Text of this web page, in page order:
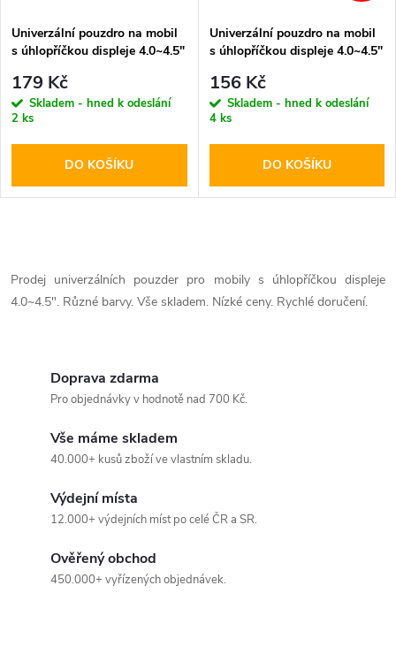
p
r
o
d
k
t
s
p
r
o
d
k
Univerzální pouzdro na mobil
s úhlopříčkou displeje 4.0~4.5"
Wine
179 Kč
Skladem - hned k odeslání
2 ks
DO KOŠÍKU
Univerzální pouzdro na mobil
s úhlopříčkou displeje 4.0~4.5"
Brown
156 Kč
Skladem - hned k odeslání
4 ks
DO KOŠÍKU
v
Prodej univerzálních pouzder pro mobily s úhlopříčkou displeje
4.0~4.5". Různé barvy. Vše skladem. Nízké ceny. Rychlé doručení.
Doprava zdarma
Pro objednávky v hodnotě nad 700 Kč.
Vše máme skladem
40.000+ kusů zboží ve vlastním skladu.
Výdejní místa
12.000+ výdejních míst po celé ČR a SR.
Ověřený obchod
450.000+ vyřízených objednávek.